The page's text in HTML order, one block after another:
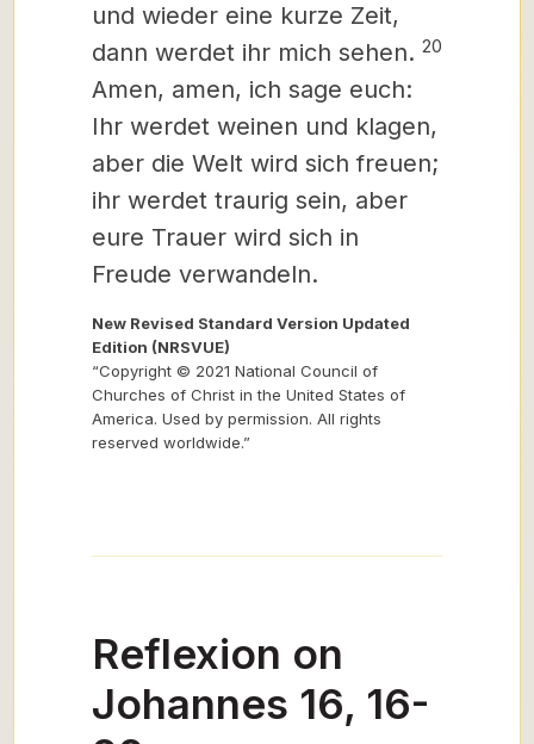
und wieder eine kurze Zeit,
dann werdet ihr mich sehen. 20
Amen, amen, ich sage euch:
Ihr werdet weinen und klagen,
aber die Welt wird sich freuen;
ihr werdet traurig sein, aber
eure Trauer wird sich in
Freude verwandeln.
New Revised Standard Version Updated
Edition (NRSVUE)
“Copyright © 2021 National Council of
Churches of Christ in the United States of
America. Used by permission. All rights
reserved worldwide.”
Reflexion on
Johannes 16, 16-